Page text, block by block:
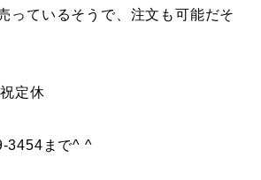
っているそうで、注文も可能だそ
定休
3454まで^ ^